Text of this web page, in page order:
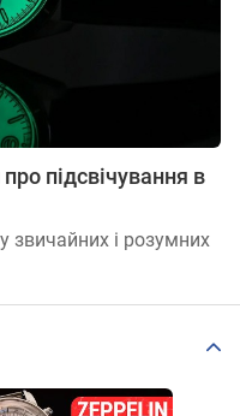
підсвічування в
звичайних і розумних